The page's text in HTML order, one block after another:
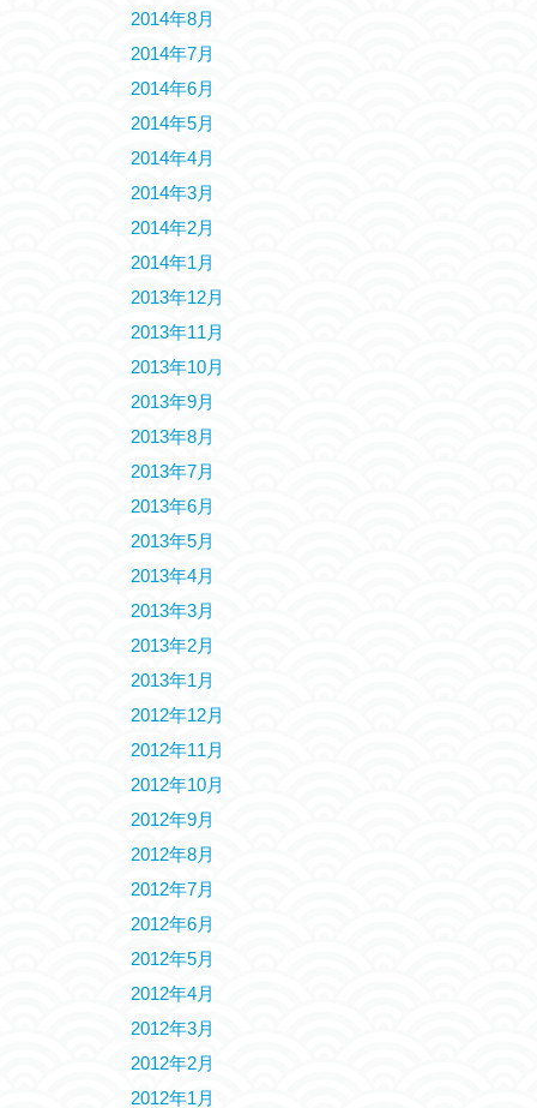
2014年8月
2014年7月
2014年6月
2014年5月
2014年4月
2014年3月
2014年2月
2014年1月
2013年12月
2013年11月
2013年10月
2013年9月
2013年8月
2013年7月
2013年6月
2013年5月
2013年4月
2013年3月
2013年2月
2013年1月
2012年12月
2012年11月
2012年10月
2012年9月
2012年8月
2012年7月
2012年6月
2012年5月
2012年4月
2012年3月
2012年2月
2012年1月